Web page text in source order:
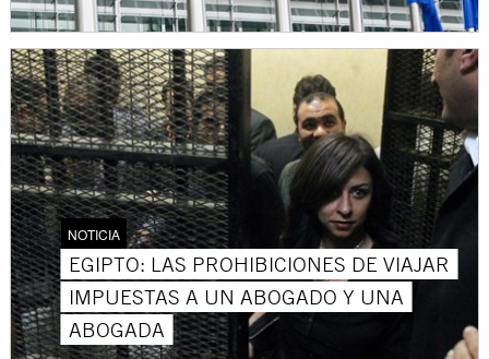
NOTICIA
EGIPTO: LAS PROHIBICIONES DE VIAJAR
IMPUESTAS A UN ABOGADO Y UNA
ABOGADA